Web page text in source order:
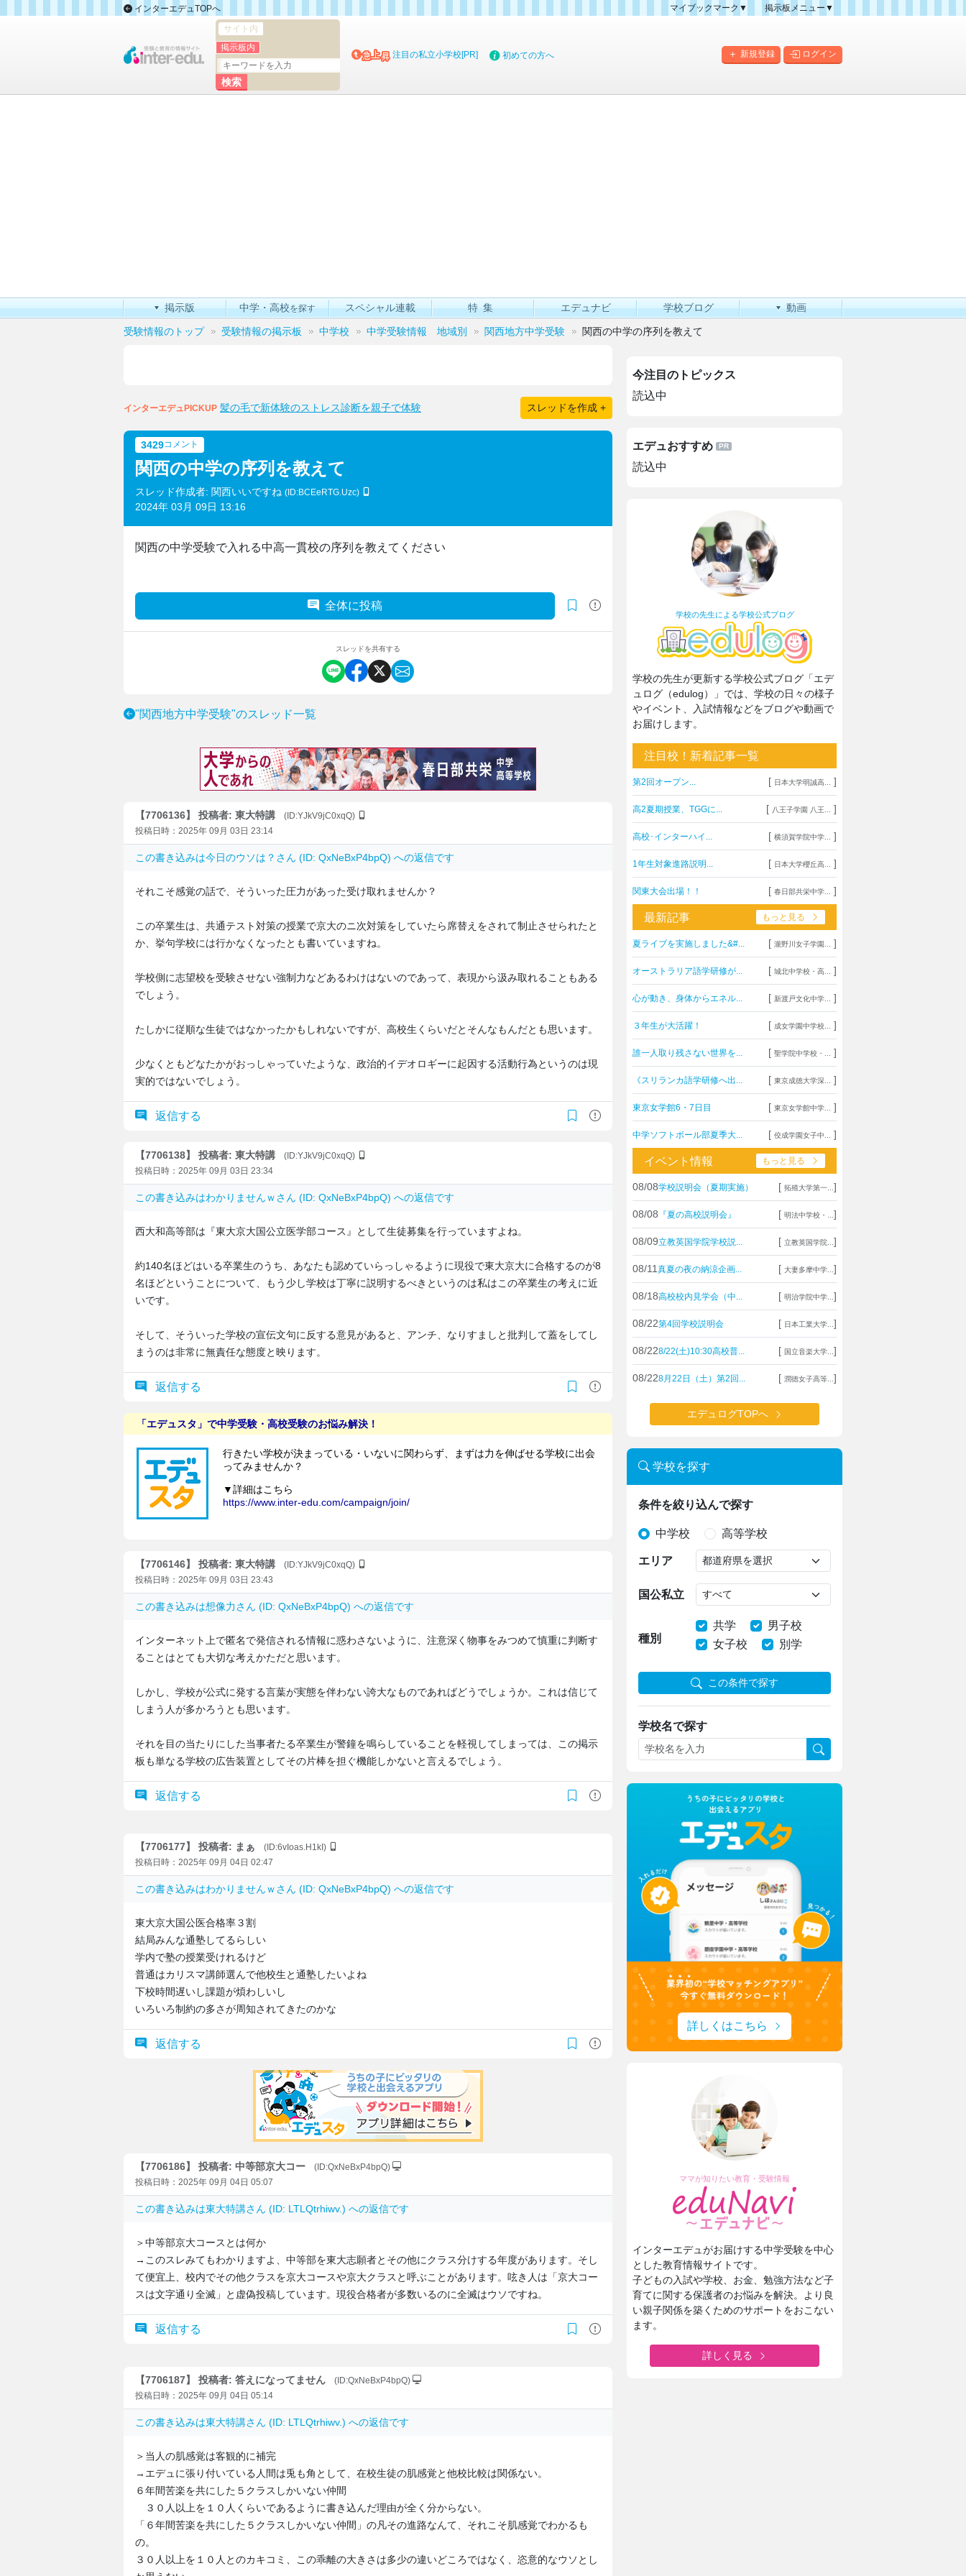
インターエデュTOPへ
マイブックマーク▼
掲示板メニュー▼
掲示板マップ
新規登録 ログイン
サイト内
掲示板内
注目の私立小学校[PR] 初めての方へ
掲示版 中学・高校を探す スペシャル連載 特集 エデュナビ 学校ブログ 動画
受験情報のトップ 受験情報の掲示板 中学校 中学受験情報 地域別 関西地方中学受験 関西の中学の序列を教えて
インターエデュPICKUP 髪の毛で新体験のストレス診断を親子で体験 スレッドを作成 +
3429コメント
関西の中学の序列を教えて
スレッド作成者: 関西いいですね (ID:BCEeRTG.Uzc)
2024年 03月 09日 13:16
関西の中学受験で入れる中高一貫校の序列を教えてください
全体に投稿
スレッドを共有する
"関西地方中学受験"のスレッド一覧
【7706136】 投稿者: 東大特講
(ID:YJkV9jC0xqQ)
投稿日時：2025年 09月 03日 23:14
この書き込みは今日のウソは？ さん (ID: QxNeBxP4bpQ) への返信です
それこそ感覚の話で、そういった圧力があった受け取れませんか？
この卒業生は、共通テスト対策の授業で京大のニ次対策をしていたら席替えをされて制止させられたと
か、挙句学校には行かなくなったとも書いていますね。
学校側に志望校を受験させない強制力などあるわけはないのであって、表現から汲み取れることもある
でしょう。
たしかに従順な生徒ではなかったかもしれないですが、高校生くらいだとそんなもんだとも思います。
少なくともどなたかがおっしゃっていたような、政治的イデオロギーに起因する活動行為というのは現
実的ではないでしょう。
返信する
【7706138】 投稿者: 東大特講
(ID:YJkV9jC0xqQ)
投稿日時：2025年 09月 03日 23:34
この書き込みはわかりませんｗさん (ID: QxNeBxP4bpQ) への返信です
西大和高等部は『東大京大国公立医学部コース』として生徒募集を行っていますよね。
約140名ほどはいる卒業生のうち、あなたも認めていらっしゃるように現役で東大京大に合格するのが8
名ほどということについて、もう少し学校は丁寧に説明するべきというのは私はこの卒業生の考えに近
いです。
そして、そういった学校の宣伝文句に反する意見があると、アンチ、なりすましと批判して蓋をしてし
まうのは非常に無責任な態度と映ります。
返信する
【7706146】 投稿者: 東大特講
(ID:YJkV9jC0xqQ)
投稿日時：2025年 09月 03日 23:43
この書き込みは想像力さん (ID: QxNeBxP4bpQ) への返信です
インターネット上で匿名で発信される情報に惑わさないように、注意深く物事をみつめて慎重に判断す
ることはとても大切な考えかただと思います。
しかし、学校が公式に発する言葉が実態を伴わない誇大なものであればどうでしょうか。これは信じて
しまう人が多かろうとも思います。
それを目の当たりにした当事者たる卒業生が警鐘を鳴らしていることを軽視してしまっては、この掲示
板も単なる学校の広告装置としてその片棒を担ぐ機能しかないと言えるでしょう。
返信する
【7706177】 投稿者: まぁ
(ID:6vIoas.H1kI)
投稿日時：2025年 09月 04日 02:47
この書き込みはわかりませんｗさん (ID: QxNeBxP4bpQ) への返信です
東大京大国公医合格率３割
結局みんな通塾してるらしい
学内で塾の授業受けれるけど
普通はカリスマ講師選んで他校生と通塾したいよね
下校時間遅いし課題が煩わしいし
いろいろ制約の多さが周知されてきたのかな
返信する
【7706186】 投稿者: 中等部京大コー
(ID:QxNeBxP4bpQ)
投稿日時：2025年 09月 04日 05:07
この書き込みは東大特講さん (ID: LTLQtrhiwv.) への返信です
＞中等部京大コースとは何か
→このスレみてもわかりますよ、中等部を東大志願者とその他にクラス分けする年度があります。そし
て便宜上、校内でその他クラスを京大コースや京大クラスと呼ぶことがあります。呟き人は「京大コー
スは文字通り全滅」と虚偽投稿しています。現役合格者が多数いるのに全滅はウソですね。
返信する
【7706187】 投稿者: 答えになってません
(ID:QxNeBxP4bpQ)
投稿日時：2025年 09月 04日 05:14
この書き込みは東大特講さん (ID: LTLQtrhiwv.) への返信です
＞当人の肌感覚は客観的に補完
→エデュに張り付いている人間は兎も角として、在校生徒の肌感覚と他校比較は関係ない。
６年間苦楽を共にした５クラスしかいない仲間
３０人以上を１０人くらいであるように書き込んだ理由が全く分からない。
「６年間苦楽を共にした５クラスしかいない仲間」の凡その進路なんて、それこそ肌感覚でわかるも
の。
３０人以上を１０人とのカキコミ、この乖離の大きさは多少の違いどころではなく、恣意的なウソとし
今注目のトピックス
読込中
エデュおすすめ
読込中
学校の先生による学校公式ブログ
学校の先生が更新する学校公式ブログ「エデ
ュログ（edulog）」では、学校の日々の様子
やイベント、入試情報などをブログや動画で
お届けします。
注目校！新着記事一覧
第2回オープン... [ 日本大学明誠高... ]
高2夏期授業、TGGに... [ 八王子学園 八王... ]
高校･インターハイ... [ 横須賀学院中学... ]
1年生対象進路説明... [ 日本大学櫻丘高... ]
関東大会出場！！ [ 春日部共栄中学... ]
最新記事 もっと見る
夏ライブを実施しました&#... [ 瀧野川女子学園... ]
オーストラリア語学研修が... [ 城北中学校・高... ]
心が動き、身体からエネル... [ 新渡戸文化中学... ]
３年生が大活躍！ [ 成女学園中学校... ]
誰一人取り残さない世界を... [ 聖学院中学校・... ]
《スリランカ語学研修へ出... [ 東京成徳大学深... ]
東京女学館6・7日目 [ 東京女学館中学... ]
中学ソフトボール部夏季大... [ 佼成学園女子中... ]
イベント情報 もっと見る
08/08学校説明会（夏期実施） [ 拓殖大学第一... ]
08/08 『夏の高校説明会』 [ 明法中学校・... ]
08/09立教英国学院学校説... [ 立教英国学院... ]
08/11 真夏の夜の納涼企画... [ 大妻多摩中学... ]
08/18高校校内見学会（中... [ 明治学院中学... ]
08/22第4回学校説明会 [ 日本工業大学... ]
08/228/22(土)10:30高校普... [ 国立音楽大学... ]
08/228月22日（土）第2回... [ 潤徳女子高等... ]
エデュログTOPへ
学校を探す
条件を絞り込んで探す
中学校 高等学校
エリア
国公私立
種別
共学
男子校
女子校
別学
この条件で探す
学校名で探す
詳しくはこちら
ママが知りたい教育・受験情報
インターエデュがお届けする中学受験を中心
とした教育情報サイトです。
子どもの入試や学校、お金、勉強方法など子
育てに関する保護者のお悩みを解決。より良
い親子関係を築くためのサポートをおこない
ます。
詳しく見る